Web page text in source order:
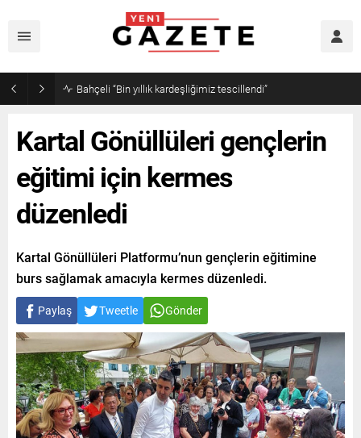
Meteorolojiden İstanbul’a nem uyarısı
Kartal Gönüllüleri gençlerin
eğitimi için kermes
düzenledi
Kartal Gönüllüleri Platformu’nun gençlerin eğitimine
burs sağlamak amacıyla kermes düzenledi.
Paylaş Tweetle Gönder